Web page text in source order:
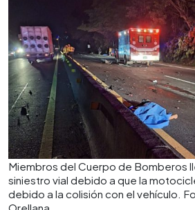
Miembros del Cuerpo de Bomberos
siniestro vial debido a que la
debido a la colisión con el vehículo.
Orellana.